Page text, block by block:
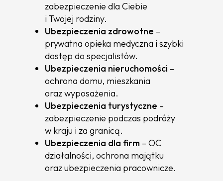
zabezpieczenie dla Ciebie
i Twojej rodziny.
Ubezpieczenia zdrowotne –
prywatna opieka medyczna i szybki
dostęp do specjalistów.
Ubezpieczenia nieruchomości –
ochrona domu, mieszkania
oraz wyposażenia.
Ubezpieczenia turystyczne –
zabezpieczenie podczas podróży
w kraju i za granicą.
Ubezpieczenia dla firm – OC
działalności, ochrona majątku
oraz ubezpieczenia pracownicze.